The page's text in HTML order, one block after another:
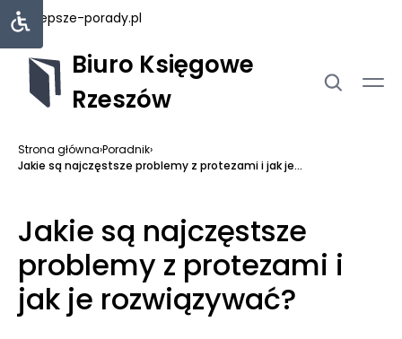
najlepsze-porady.pl
Biuro Księgowe
Rzeszów
Strona główna›Poradnik›
Jakie są najczęstsze problemy z protezami i jak je...
Jakie są najczęstsze
problemy z protezami i
jak je rozwiązywać?